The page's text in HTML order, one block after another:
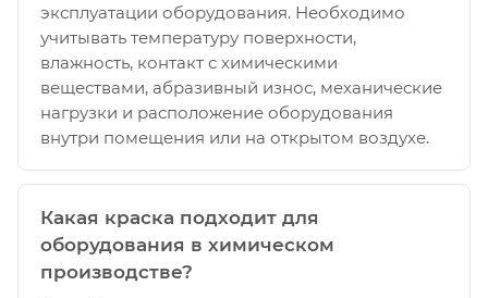
эксплуатации оборудования. Необходимо
учитывать температуру поверхности,
влажность, контакт с химическими
веществами, абразивный износ, механические
нагрузки и расположение оборудования
внутри помещения или на открытом воздухе.
Какая краска подходит для
оборудования в химическом
производстве?